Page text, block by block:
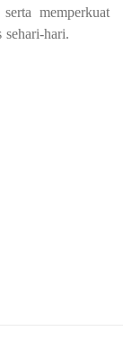
memperkuat
sehari-hari.